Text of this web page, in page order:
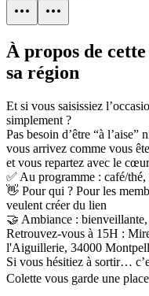
À propos de
sa région
Et si vous saisissiez
simplement ?
Pas besoin d’être “à l’aise”
vous arrivez comme vous
et vous repartez avec le
✅ Au programme : café/
👋 Pour qui ? Pour les
veulent créer du lien
🤝 Ambiance :
Retrouvez-vous à 15H :
l'Aiguillerie, 34000
Si vous hésitiez à sortir…
Colette vous garde une